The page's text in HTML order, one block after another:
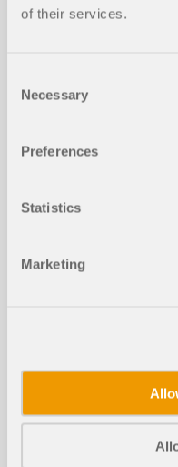
of their services.
Selection
Necessary
Preferences
Statistics
Marketing
Jak úspešně přejít